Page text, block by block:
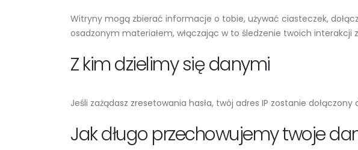
Witryny mogą zbierać informacje o tobie, używać ciasteczek,
osadzonym materiałem, włączając w to śledzenie twoich
Z kim dzielimy się danymi
Jeśli zażądasz zresetowania hasła, twój adres IP zostanie dołączony
Jak długo przechowujemy twoje